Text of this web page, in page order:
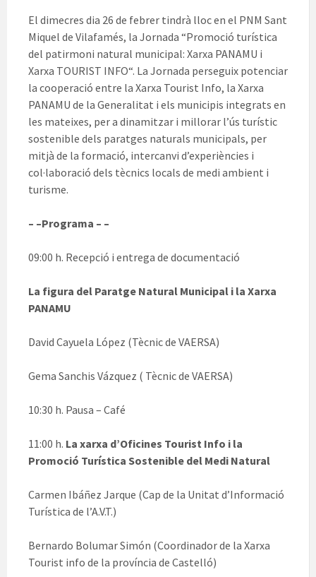
El dimecres dia 26 de febrer tindrà lloc en el PNM Sant
Miquel de Vilafamés, la Jornada “Promoció turística
del patirmoni natural municipal: Xarxa PANAMU i
Xarxa TOURIST INFO“. La Jornada perseguix potenciar
la cooperació entre la Xarxa Tourist Info, la Xarxa
PANAMU de la Generalitat i els municipis integrats en
les mateixes, per a dinamitzar i millorar l’ús turístic
sostenible dels paratges naturals municipals, per
mitjà de la formació, intercanvi d’experiències i
col·laboració dels tècnics locals de medi ambient i
turisme.
– –Programa – –
09:00 h. Recepció i entrega de documentació
La figura del Paratge Natural Municipal i la Xarxa
PANAMU
David Cayuela López (Tècnic de VAERSA)
Gema Sanchis Vázquez ( Tècnic de VAERSA)
10:30 h. Pausa – Café
11:00 h. La xarxa d’Oficines Tourist Info i la
Promoció Turística Sostenible del Medi Natural
Carmen Ibáñez Jarque (Cap de la Unitat d’Informació
Turística de l’A.V.T.)
Bernardo Bolumar Simón (Coordinador de la Xarxa
Tourist info de la província de Castelló)